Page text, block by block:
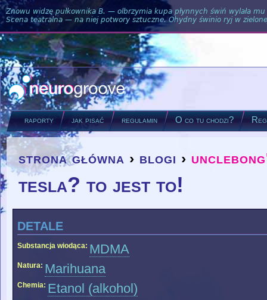
Znowu widzę pułkownika B. — olbrzymia kupa płynnych świń wylała
Scena teatralna — na niej potwory sztuczne. Ohydny świnio ryj w
raporty jak pisać regulamin O co tu chodzi?
you are here
strona główna › blogi ›
tesla? to jest to!
detale
Substancja wiodąca: MDMA
Natura: Marihuana
Chemia: Etanol (alkohol)